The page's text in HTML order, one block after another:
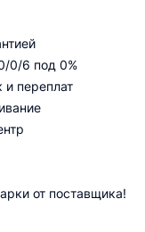
0/6 под 0%
переплат
от поставщика!